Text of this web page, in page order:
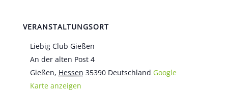
VERANSTALTUNGSORT
Liebig Club Gießen
An der alten Post 4
Gießen, Hessen 35390 Deutschland Google
Karte anzeigen